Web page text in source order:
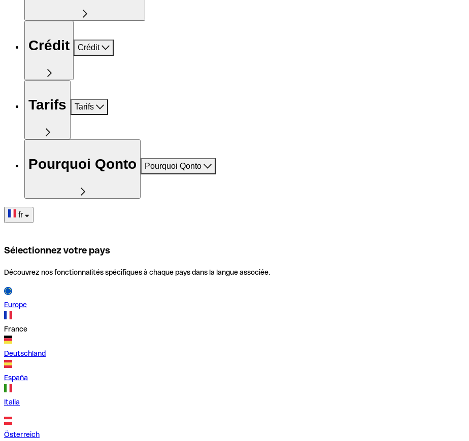
Crédit Crédit
Tarifs Tarifs
Pourquoi Qonto Pourquoi Qonto
fr
Sélectionnez votre pays
Découvrez nos fonctionnalités spécifiques à chaque pays dans la langue associée.
Europe
France
Deutschland
España
Italia
Österreich